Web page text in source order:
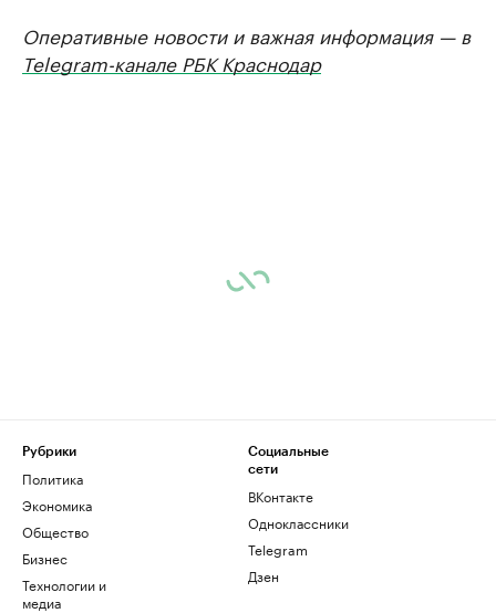
Оперативные новости и важная информация — в
Telegram-канале РБК Краснодар
Рубрики
Политика
Экономика
Общество
Бизнес
Технологии и
медиа
Социальные
сети
ВКонтакте
Одноклассники
Telegram
Дзен